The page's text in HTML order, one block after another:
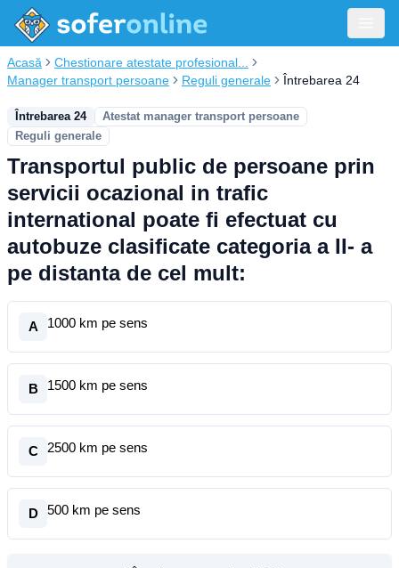
Acasă
Chestionare atestate profesional...
Manager transport persoane
Reguli generale Întrebarea 24
Întrebarea 24
Atestat manager transport persoane
Reguli generale
Transportul public de persoane prin
servicii ocazional in trafic
international poate fi efectuat cu
autobuze clasificate categoria a II- a
pe distanta de cel mult:
A 1000 km pe sens
B 1500 km pe sens
C 2500 km pe sens
D 500 km pe sens